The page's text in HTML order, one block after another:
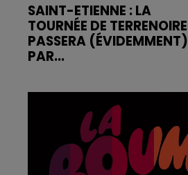
SAINT-ETIENNE : LA
TOURNÉE DE TERRENOIRE
PASSERA (ÉVIDEMMENT)
PAR...